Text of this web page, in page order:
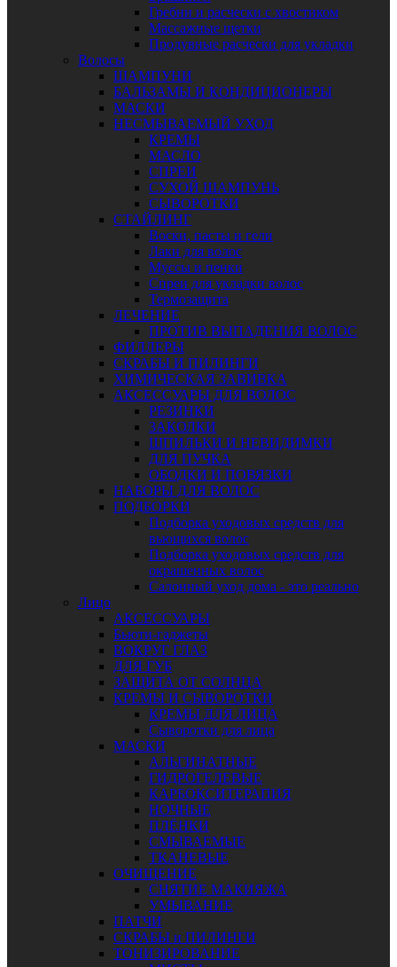
Гребни и расчески с хвостиком
Массажные щетки
Продувные расчески для укладки
Волосы
ШАМПУНИ
БАЛЬЗАМЫ И КОНДИЦИОНЕРЫ
МАСКИ
НЕСМЫВАЕМЫЙ УХОД
КРЕМЫ
МАСЛО
СПРЕИ
СУХОЙ ШАМПУНЬ
СЫВОРОТКИ
СТАЙЛИНГ
Воски, пасты и гели
Лаки для волос
Муссы и пенки
Спреи для укладки волос
Термозащита
ЛЕЧЕНИЕ
ПРОТИВ ВЫПАДЕНИЯ ВОЛОС
ФИЛЛЕРЫ
СКРАБЫ И ПИЛИНГИ
ХИМИЧЕСКАЯ ЗАВИВКА
АКСЕССУАРЫ ДЛЯ ВОЛОС
РЕЗИНКИ
ЗАКОЛКИ
ШПИЛЬКИ И НЕВИДИМКИ
ДЛЯ ПУЧКА
ОБОДКИ И ПОВЯЗКИ
НАБОРЫ ДЛЯ ВОЛОС
ПОДБОРКИ
Подборка уходовых средств для
вьющихся волос
Подборка уходовых средств для
окрашенных волос
Салонный уход дома - это реально
Лицо
АКСЕССУАРЫ
Бьюти-гаджеты
ВОКРУГ ГЛАЗ
ДЛЯ ГУБ
ЗАЩИТА ОТ СОЛНЦА
КРЕМЫ И СЫВОРОТКИ
КРЕМЫ ДЛЯ ЛИЦА
Сыворотки для лица
МАСКИ
АЛЬГИНАТНЫЕ
ГИДРОГЕЛЕВЫЕ
КАРБОКСИТЕРАПИЯ
НОЧНЫЕ
ПЛЁНКИ
СМЫВАЕМЫЕ
ТКАНЕВЫЕ
ОЧИЩЕНИЕ
СНЯТИЕ МАКИЯЖА
УМЫВАНИЕ
ПАТЧИ
СКРАБЫ и ПИЛИНГИ
ТОНИЗИРОВАНИЕ